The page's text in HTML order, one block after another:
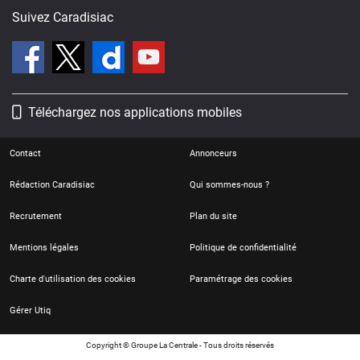
Suivez Caradisiac
Téléchargez nos applications mobiles
Contact Annonceurs
Rédaction Caradisiac Qui sommes-nous ?
Recrutement Plan du site
Mentions légales Politique de confidentialité
Charte d'utilisation des cookies Paramétrage des cookies
Gérer Utiq
Copyright © Groupe La Centrale - Tous droits réservés